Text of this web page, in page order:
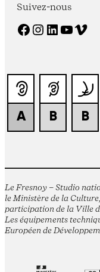
Suivez-nous
Facebook Instagram LinkedIn YouTube Vimeo
Le Fresnoy – Studio
le Ministère de la
participation de la Ville
Les équipements
Européen de